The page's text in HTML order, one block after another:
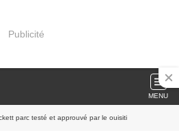
Publicité
MENU
parc testé et approuvé par le ouisiti